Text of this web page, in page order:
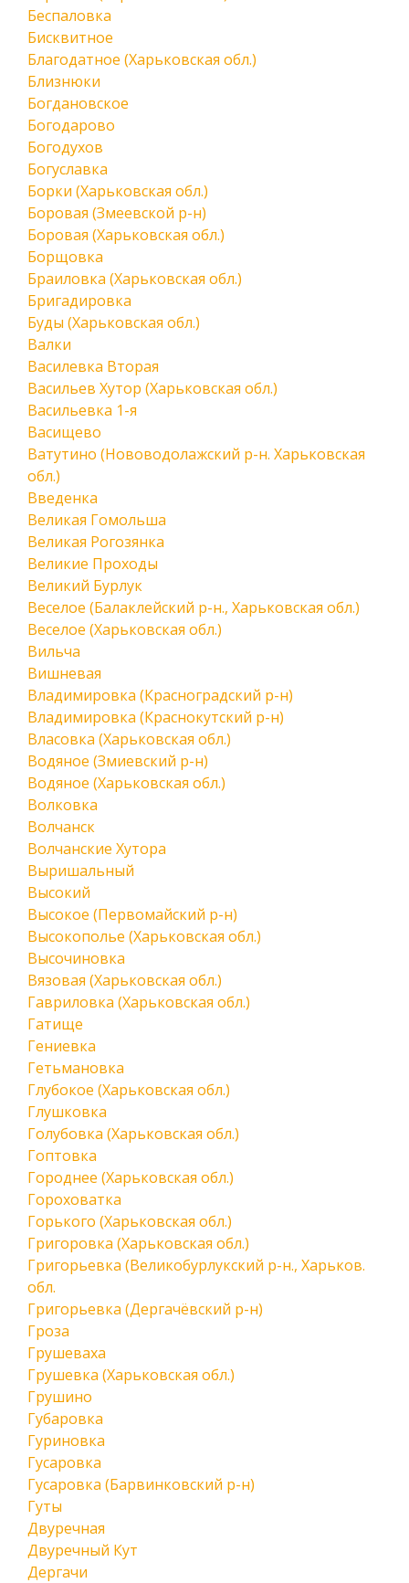
Беспаловка
Бисквитное
Благодатное (Харьковская обл.)
Близнюки
Богдановское
Богодарово
Богодухов
Богуславка
Борки (Харьковская обл.)
Боровая (Змеевской р-н)
Боровая (Харьковская обл.)
Борщовка
Браиловка (Харьковская обл.)
Бригадировка
Буды (Харьковская обл.)
Валки
Василевка Вторая
Васильев Хутор (Харьковская обл.)
Васильевка 1-я
Васищево
Ватутино (Нововодолажский р-н. Харьковская
обл.)
Введенка
Великая Гомольша
Великая Рогозянка
Великие Проходы
Великий Бурлук
Веселое (Балаклейский р-н., Харьковская обл.)
Веселое (Харьковская обл.)
Вильча
Вишневая
Владимировка (Красноградский р-н)
Владимировка (Краснокутский р-н)
Власовка (Харьковская обл.)
Водяное (Змиевский р-н)
Водяное (Харьковская обл.)
Волковка
Волчанск
Волчанские Хутора
Выришальный
Высокий
Высокое (Первомайский р-н)
Высокополье (Харьковская обл.)
Высочиновка
Вязовая (Харьковская обл.)
Гавриловка (Харьковская обл.)
Гатище
Гениевка
Гетьмановка
Глубокое (Харьковская обл.)
Глушковка
Голубовка (Харьковская обл.)
Гоптовка
Городнее (Харьковская обл.)
Гороховатка
Горького (Харьковская обл.)
Григоровка (Харьковская обл.)
Григорьевка (Великобурлукский р-н., Харьков.
обл.
Григорьевка (Дергачёвский р-н)
Гроза
Грушеваха
Грушевка (Харьковская обл.)
Грушино
Губаровка
Гуриновка
Гусаровка
Гусаровка (Барвинковский р-н)
Гуты
Двуречная
Двуречный Кут
Дергачи